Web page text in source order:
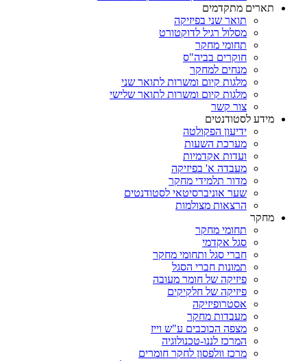
תארים מתקדמים
תואר שני בפיזיקה
מסלול רגיל לדוקטורט
תחומי מחקר
חוקרים בביה"ס
מנחים למחקר
מלגות קיום ומשרות לתואר שני
מלגות קיום ומשרות לתואר שלישי
צור קשר
מידע לסטודנטים
ידיעון הפקולטה
מערכת השעות
ועדות אקדמיות
מעבדה א' בפיזיקה
מדור תלמידי מחקר
שער אוניברסיטאי לסטודנטים
הרצאות מצולמות
מחקר
תחומי מחקר
סגל אקדמי
חברי סגל ותחומי מחקר
תמונות חברי הסגל
פיזיקה של חומר מעובה
פיזיקה של חלקיקים
אסטרופיזיקה
מעבדות מחקר
מצפה הכוכבים ע"ש וייז
המרכז לננו-טכנולוגיה
מרכז וולפסון לחקר חומרים